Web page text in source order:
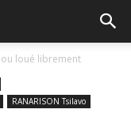
loué librement
RANARISON Tsilavo